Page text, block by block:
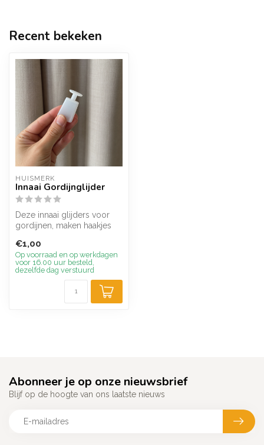
Recent bekeken
HUISMERK
Innaai Gordijnglijder
Deze innaai glijders voor
gordijnen, maken haakjes
in...
€1,00
Op voorraad en op werkdagen
voor 16.00 uur besteld,
dezelfde dag verstuurd
Abonneer je op onze nieuwsbrief
Blijf op de hoogte van ons laatste nieuws